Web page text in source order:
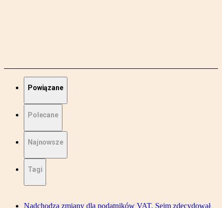
Powiązane
Polecane
Najnowsze
Tagi
Nadchodzą zmiany dla podatników VAT. Sejm zdecydował